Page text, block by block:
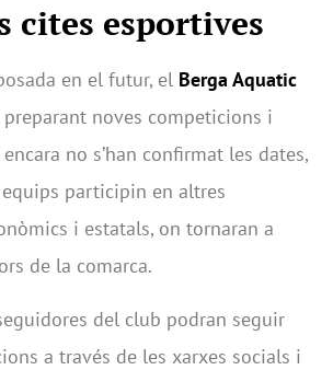
cites esportives
en el futur, el Berga Aquatic
noves competicions i
no s’han confirmat les dates,
equips participin en altres
i estatals, on tornaran a
de la comarca.
del club podran seguir
a través de les xarxes socials i